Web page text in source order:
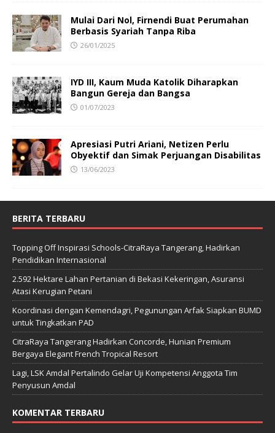
Mulai Dari Nol, Firnendi Buat Perumahan
Berbasis Syariah Tanpa Riba
26/01/2025
IYD III, Kaum Muda Katolik Diharapkan
Bangun Gereja dan Bangsa
01/07/2023
Apresiasi Putri Ariani, Netizen Perlu
Obyektif dan Simak Perjuangan Disabilitas
13/06/2023
BERITA TERBARU
Topping Off Inspirasi Schools-CitraRaya Tangerang, Hadirkan
Pendidikan Internasional
2.592 Hektare Lahan Pertanian di Bekasi Kekeringan, Asuransi
Atasi Kerugian Petani
Koordinasi dengan Kemendagri, Pegunungan Arfak Siapkan BUMD
untuk Tingkatkan PAD
CitraRaya Tangerang Hadirkan Concorde, Hunian Premium
Bergaya Elegant French Tropical Resort
Lagi, LSK Amdal Pertalindo Gelar Uji Kompetensi Anggota Tim
Penyusun Amdal
KOMENTAR TERBARU